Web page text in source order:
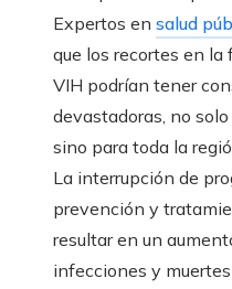
Expertos en salud
que los recortes en la
VIH podrían tener
devastadoras, no
sino para toda la
La interrupción de
prevención y
resultar en un
infecciones y